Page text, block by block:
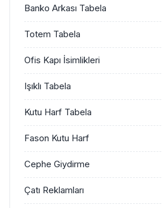
Banko Arkası Tabela
Totem Tabela
Ofis Kapı İsimlikleri
Işıklı Tabela
Kutu Harf Tabela
Fason Kutu Harf
Cephe Giydirme
Çatı Reklamları